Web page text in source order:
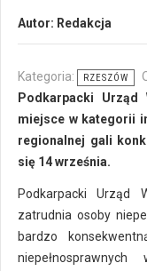
Autor: Redakcja
Kategoria: RZESZÓW
Podkarpacki Urząd
miejsce w kategorii
regionalnej gali
się 14 września.
Podkarpacki Urząd
zatrudnia osoby
bardzo